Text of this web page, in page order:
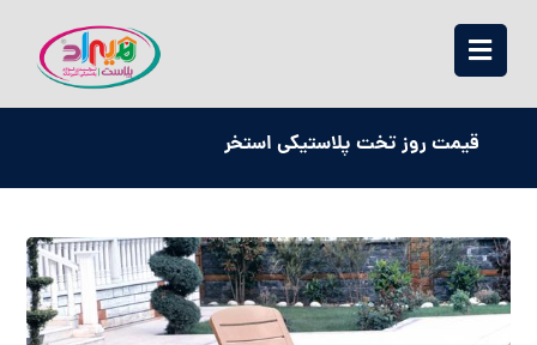
قیمت روز تخت پلاستیکی استخر